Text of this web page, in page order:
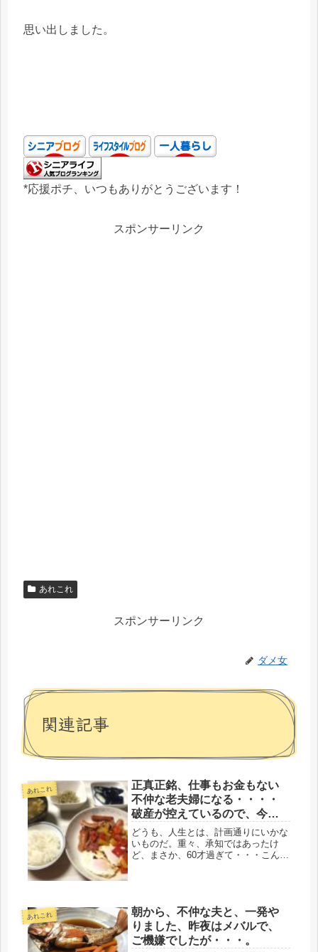
思い出しました。
*応援ポチ、いつもありがとうございます！
スポンサーリンク
あれこれ
スポンサーリンク
ダメ女
関連記事
あれこれ
正真正銘、仕事もお金もない
不仲な老夫婦になる・・・・
破産が控えているので、今、
必死(+_+)
どうも、人生とは、計画通りにいかな
いものだ。重々、承知ではあったけ
ど、まさか、60才過ぎて・・・こんな
職...
あれこれ
朝から、不仲な夫と、一発や
りました、昨夜はメバルで、
ご機嫌でしたが・・・。